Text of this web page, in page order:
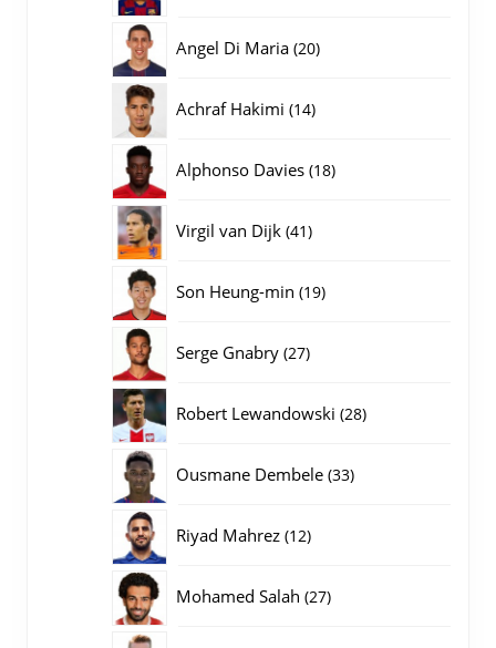
Angel Di Maria 2020
Achraf Hakimi 1414
Alphonso Davies 1818
Virgil van Dijk 4141
Son Heung-min 1919
Serge Gnabry 2727
Robert Lewandowski 2828
Ousmane Dembele 3333
Riyad Mahrez 1212
Mohamed Salah 2727